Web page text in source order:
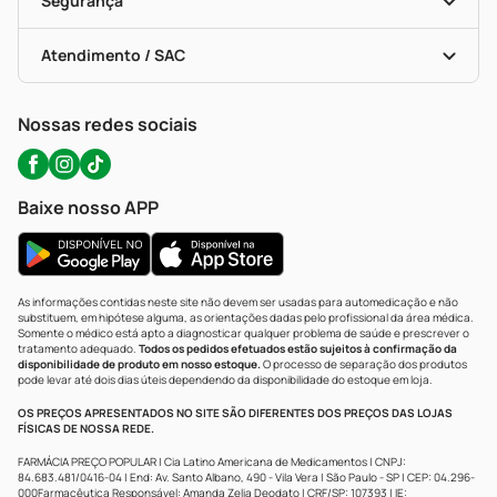
Troca E Devolução
Bulas De A A Z
Políticas De Marketplace
Testes Rápidos
Autoteste Covid-19
Certificado De Segurança
Portal Da Privacidade
Atendimento / SAC
WhatsApp (47) 9202-1687
Nossas redes sociais
Baixe nosso APP
As informações contidas neste site não devem ser usadas para automedicação e não
substituem, em hipótese alguma, as orientações dadas pelo profissional da área médica.
Somente o médico está apto a diagnosticar qualquer problema de saúde e prescrever o
tratamento adequado. Todos os pedidos efetuados estão sujeitos à confirmação da
disponibilidade de produto em nosso estoque.O processo de separação dos produtos
pode levar até dois dias úteis dependendo da disponibilidade do estoque em loja.
OS PREÇOS APRESENTADOS NO SITE SÃO DIFERENTES DOS PREÇOS DAS LOJAS
FÍSICAS DE NOSSA REDE.
FARMÁCIA PREÇO POPULAR | Cia Latino Americana de Medicamentos | CNPJ:
84.683.481/0416-04 | End: Av. Santo Albano, 490 - Vila Vera | São Paulo - SP | CEP: 04.296-
000Farmacêutica Responsável: Amanda Zelia Deodato | CRF/SP: 107393 | IE: